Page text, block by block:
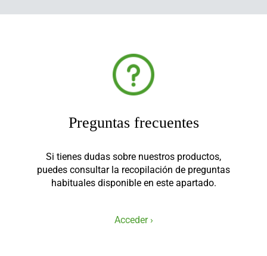
Preguntas frecuentes
Si tienes dudas sobre nuestros productos,
puedes consultar la recopilación de preguntas
habituales disponible en este apartado.
Acceder ›